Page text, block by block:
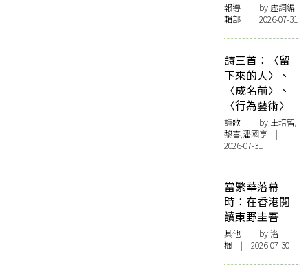
報導 | by 虛詞編
輯部 | 2026-07-31
詩三首：〈留
下來的人〉、
〈成名前〉、
〈行為藝術〉
詩歌 | by 王培智,
黎喜,潘國亨 |
2026-07-31
當繁華落幕
時：在香港閱
讀東野圭吾
其他 | by洛
楓 | 2026-07-30